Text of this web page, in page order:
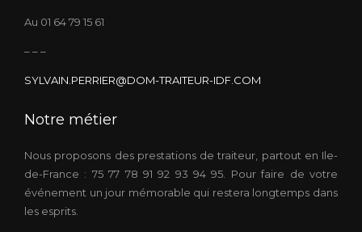
Au 01 64 79 15 61
– – –
SYLVAIN.PERRIER@DOM-TRAITEUR-IDF.COM
Notre métier
Nous proposons des prestations de traiteur, partout en Ile-
de-France : 75 77 78 91 92 93 94 95. Pour faire de votre
événement un jour mémorable qui restera longtemps dans
les esprits.